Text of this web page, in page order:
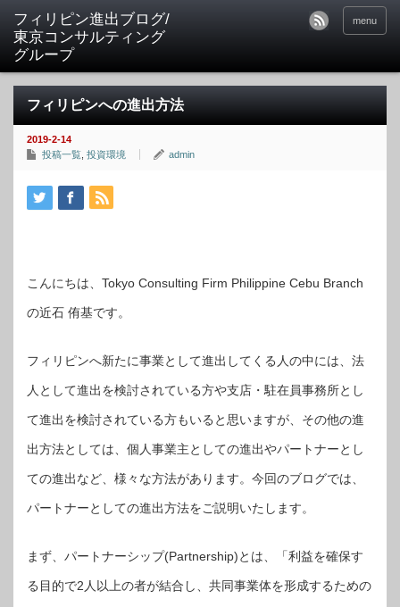
フィリピン進出ブログ/
東京コンサルティング
グループ
menu
フィリピンへの進出方法
2019-2-14
投稿一覧 投資環境 admin
こんにちは、Tokyo Consulting Firm Philippine Cebu Branch
の近石 侑基です。
フィリピンへ新たに事業として進出してくる人の中には、法
人として進出を検討されている方や支店・駐在員事務所とし
て進出を検討されている方もいると思いますが、その他の進
出方法としては、個人事業主としての進出やパートナーとし
ての進出など、様々な方法があります。今回のブログでは、
パートナーとしての進出方法をご説明いたします。
まず、パートナーシップ(Partnership)とは、「利益を確保す
る目的で2人以上の者が結合し、共同事業体を形成するための